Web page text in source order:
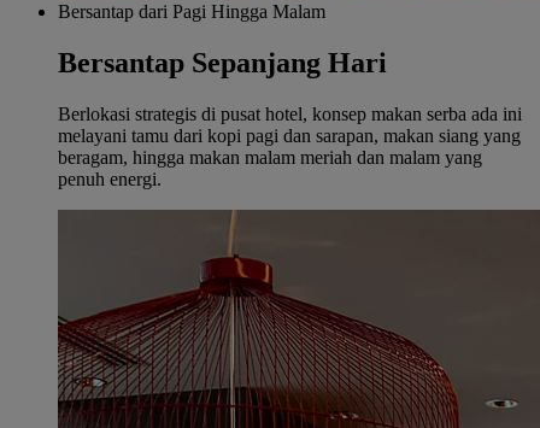
Bersantap dari Pagi Hingga Malam
Bersantap Sepanjang Hari
Berlokasi strategis di pusat hotel, konsep makan serba ada ini
melayani tamu dari kopi pagi dan sarapan, makan siang yang
beragam, hingga makan malam meriah dan malam yang
penuh energi.